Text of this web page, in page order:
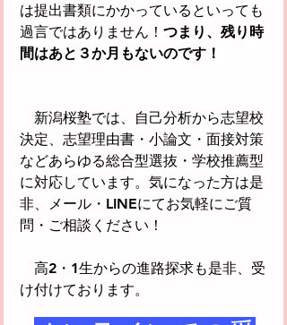
は提出書類にかかっているといっても
過言ではありません！ つまり、残り時
間はあと３か月もないのです！
新潟桜塾では、自己分析から志望校
決定、志望理由書・小論文・面接対策
などあらゆる総合型選抜・学校推薦型
に対応しています。気になった方は是
非、メール・LINEにてお気軽にご質
問・ご相談ください！
高2・1生からの進路探求も是非、受
け付けております。